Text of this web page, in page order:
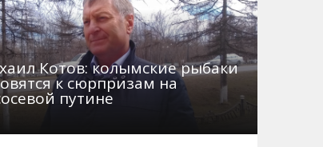
Котов: колымские рыбаки
к сюрпризам на
путине